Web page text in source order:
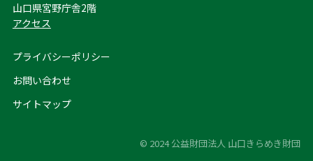
山口県宮野庁舎2階
アクセス
プライバシーポリシー
お問い合わせ
サイトマップ
© 2024 公益財団法人 山口きらめき財団